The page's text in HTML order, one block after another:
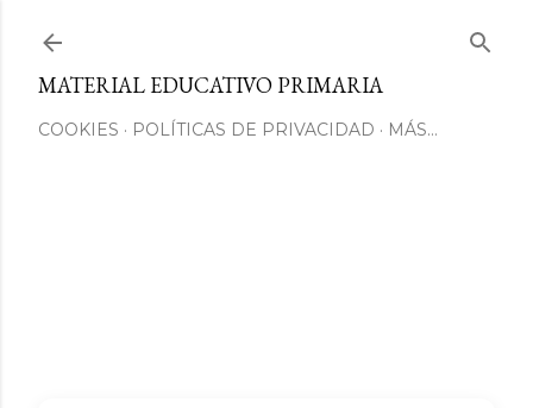
MATERIAL EDUCATIVO PRIMARIA
COOKIES POLÍTICAS DE PRIVACIDAD MÁS…